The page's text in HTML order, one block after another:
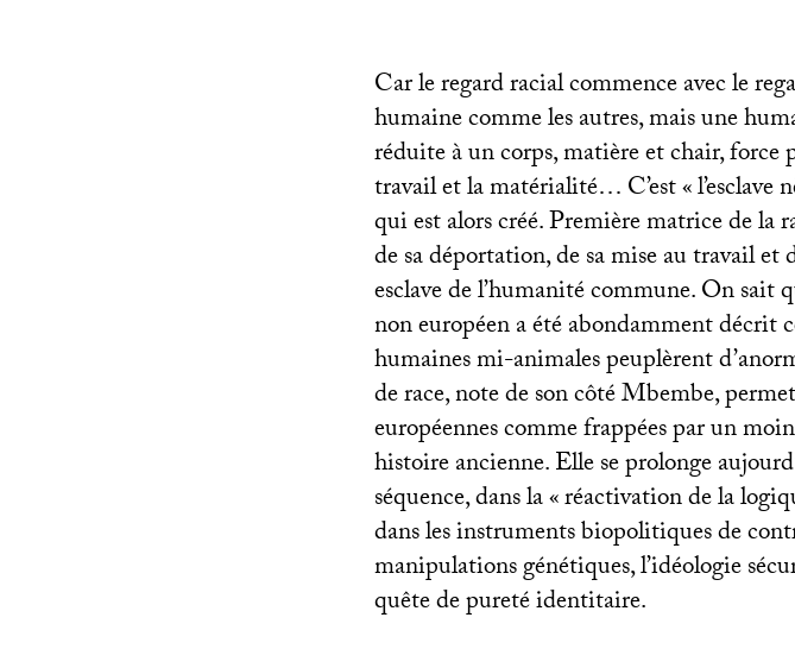
Car le regard racial commence avec le
humaine comme les autres, mais une
réduite à un corps, matière et chair,
travail et la matérialité… C’est «
qui est alors créé. Première matrice de
de sa déportation, de sa mise au travail et
esclave de l’humanité commune. On
non européen a été abondamment décrit
humaines mi-animales peuplèrent
de race, note de son côté Mbembe,
européennes comme frappées par un
histoire ancienne. Elle se prolonge
séquence, dans la «réactivation de la
dans les instruments biopolitiques de
manipulations génétiques, l’idéologie
quête de pureté identitaire.